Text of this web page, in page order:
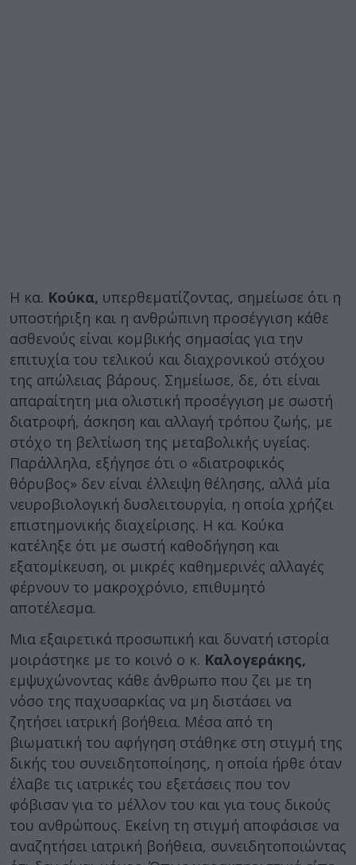
Η κα. Κούκα, υπερθεματίζοντας, σημείωσε ότι η
υποστήριξη και η ανθρώπινη προσέγγιση κάθε
ασθενούς είναι κομβικής σημασίας για την
επιτυχία του τελικού και διαχρονικού στόχου
της απώλειας βάρους. Σημείωσε, δε, ότι είναι
απαραίτητη μια ολιστική προσέγγιση με σωστή
διατροφή, άσκηση και αλλαγή τρόπου ζωής, με
στόχο τη βελτίωση της μεταβολικής υγείας.
Παράλληλα, εξήγησε ότι ο «διατροφικός
θόρυβος» δεν είναι έλλειψη θέλησης, αλλά μία
νευροβιολογική δυσλειτουργία, η οποία χρήζει
επιστημονικής διαχείρισης. Η κα. Κούκα
κατέληξε ότι με σωστή καθοδήγηση και
εξατομίκευση, οι μικρές καθημερινές αλλαγές
φέρνουν το μακροχρόνιο, επιθυμητό
αποτέλεσμα.
Μια εξαιρετικά προσωπική και δυνατή ιστορία
μοιράστηκε με το κοινό ο κ. Καλογεράκης,
εμψυχώνοντας κάθε άνθρωπο που ζει με τη
νόσο της παχυσαρκίας να μη διστάσει να
ζητήσει ιατρική βοήθεια. Μέσα από τη
βιωματική του αφήγηση στάθηκε στη στιγμή της
δικής του συνειδητοποίησης, η οποία ήρθε όταν
έλαβε τις ιατρικές του εξετάσεις που τον
φόβισαν για το μέλλον του και για τους δικούς
του ανθρώπους. Εκείνη τη στιγμή αποφάσισε να
αναζητήσει ιατρική βοήθεια, συνειδητοποιώντας